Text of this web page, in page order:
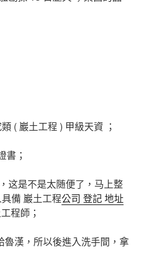
( 巖土工程 ) 甲級天資 ；
；
这是不是太随便了，马上整
備 巖土工程公司 登記 地址
程師；
魯漢，所以後進入洗手間，拿